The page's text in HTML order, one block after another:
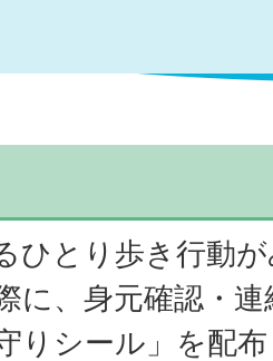
ひとり歩き行動
に、身元確認・
りシール」を配